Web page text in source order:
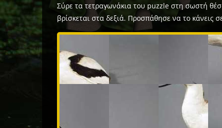
Σύρε τα τετραγωνάκια του puzzle στη σωστή
βρίσκεται στα δεξιά. Προσπάθησε να το κάνεις